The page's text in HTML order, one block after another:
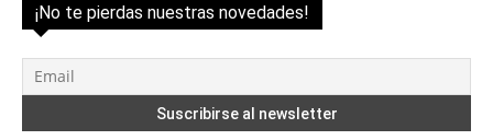
¡No te pierdas nuestras novedades!